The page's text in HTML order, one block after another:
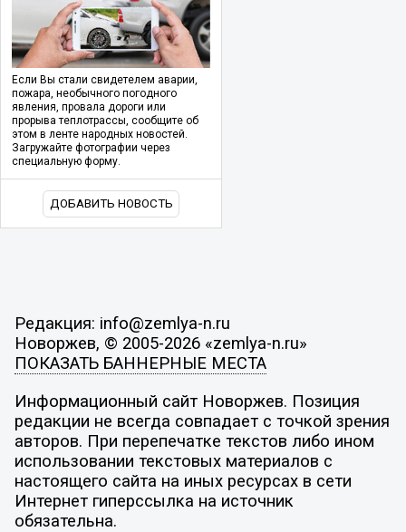
Если Вы стали свидетелем аварии,
пожара, необычного погодного
явления, провала дороги или
прорыва теплотрассы, сообщите об
этом в ленте народных новостей.
Загружайте фотографии через
специальную форму.
ДОБАВИТЬ НОВОСТЬ
Редакция: info@zemlya-n.ru
Новоржев, © 2005-2026 «zemlya-n.ru»
ПОКАЗАТЬ БАННЕРНЫЕ МЕСТА
Информационный сайт Новоржев. Позиция
редакции не всегда совпадает с точкой зрения
авторов. При перепечатке текстов либо ином
использовании текстовых материалов с
настоящего сайта на иных ресурсах в сети
Интернет гиперссылка на источник
обязательна.